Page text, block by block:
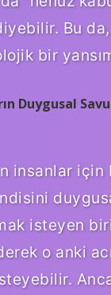
Bu
bir
Duygusal
insanlar
isteyen
o anki